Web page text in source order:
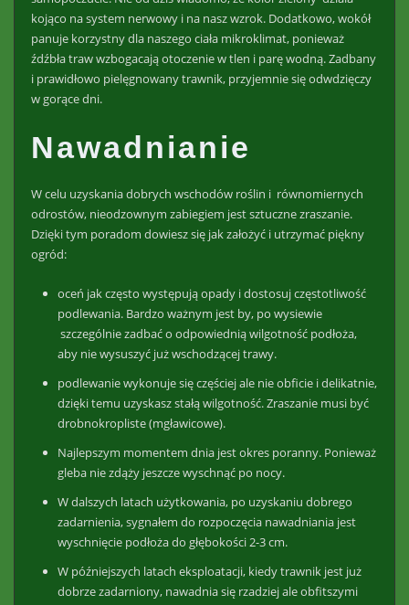
kojąco na system nerwowy i na nasz wzrok. Dodatkowo, wokół
panuje korzystny dla naszego ciała mikroklimat, ponieważ
źdźbła traw wzbogacają otoczenie w tlen i parę wodną. Zadbany
i prawidłowo pielęgnowany trawnik, przyjemnie się odwdzięczy
w gorące dni.
Nawadnianie
W celu uzyskania dobrych wschodów roślin i równomiernych
odrostów, nieodzownym zabiegiem jest sztuczne zraszanie.
Dzięki tym poradom dowiesz się jak założyć i utrzymać piękny
ogród:
oceń jak często występują opady i dostosuj częstotliwość
podlewania. Bardzo ważnym jest by, po wysiewie
szczególnie zadbać o odpowiednią wilgotność podłoża,
aby nie wysuszyć już wschodzącej trawy.
podlewanie wykonuje się częściej ale nie obficie i delikatnie,
dzięki temu uzyskasz stałą wilgotność. Zraszanie musi być
drobnokropliste (mgławicowe).
Najlepszym momentem dnia jest okres poranny. Ponieważ
gleba nie zdąży jeszcze wyschnąć po nocy.
W dalszych latach użytkowania, po uzyskaniu dobrego
zadarnienia, sygnałem do rozpoczęcia nawadniania jest
wyschnięcie podłoża do głębokości 2-3 cm.
W późniejszych latach eksploatacji, kiedy trawnik jest już
dobrze zadarniony, nawadnia się rzadziej ale obfitszymi